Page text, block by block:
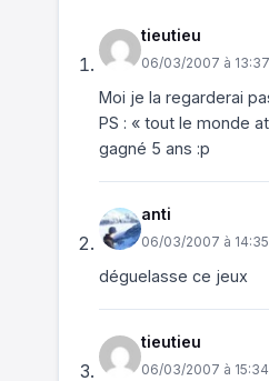
tieutieu
06/03/2007 à 13:37
Moi je la regarderai
PS : « tout le monde
gagné 5 ans :p
anti
06/03/2007 à 14:35
déguelasse ce jeux
tieutieu
06/03/2007 à 15:34